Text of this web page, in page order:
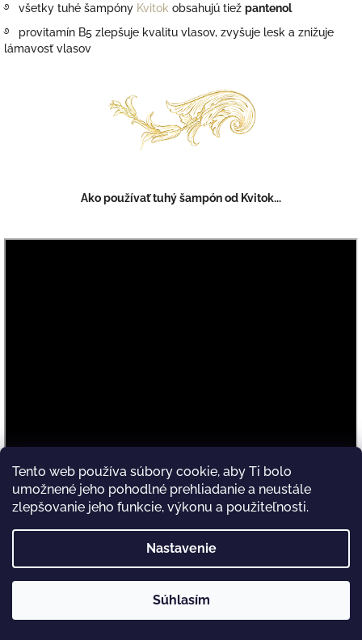
Tento web používa súbory cookie, aby Ti bolo
umožnené jeho pohodlné prehliadanie a neustále
zlepšovanie jeho funkcie, výkonu a použiteľnosti.
Nastavenie
Súhlasím
Ku každej objednávke nad 15 eur si môžeš u nás vybrať DARČEK
zdarma. ❤️
࿔ všetky tuhé šampóny Kvitok obsahujú tiež pantenol
࿔ provitamín B5 zlepšuje kvalitu vlasov, zvyšuje lesk a znižuje
lámavosť vlasov
Ako používať tuhý šampón od Kvitok...